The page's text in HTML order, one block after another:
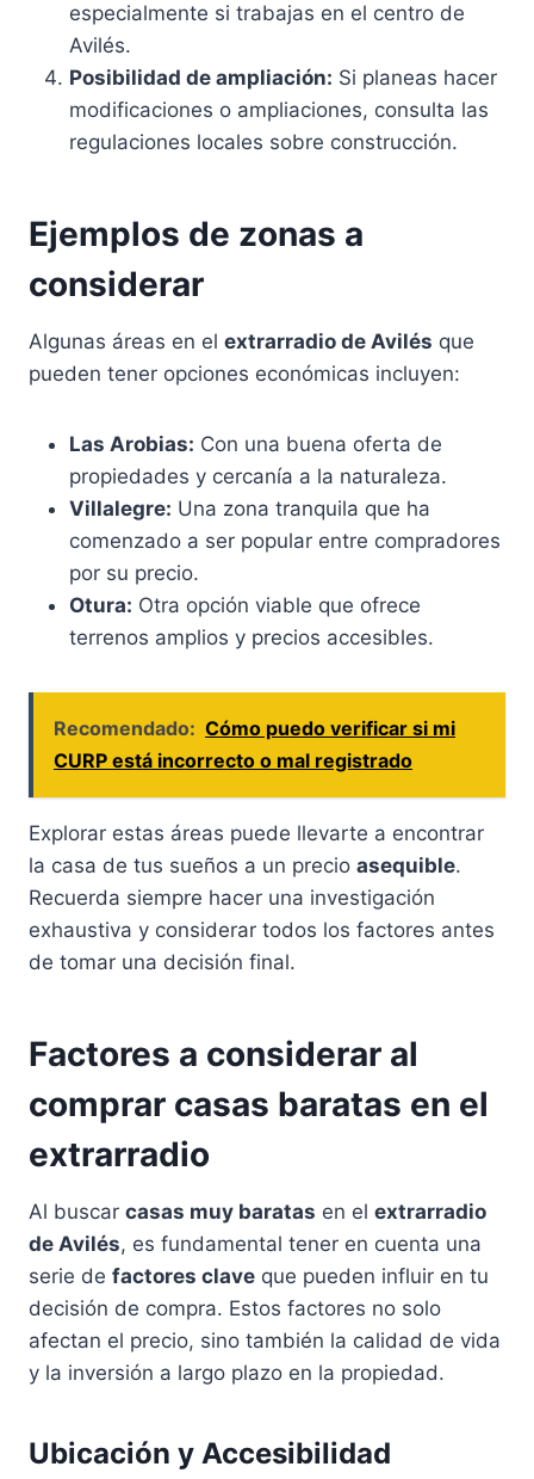
especialmente si trabajas en el centro de
Avilés.
Posibilidad de ampliación: Si planeas hacer
modificaciones o ampliaciones, consulta las
regulaciones locales sobre construcción.
Ejemplos de zonas a
considerar
Algunas áreas en el extrarradio de Avilés que
pueden tener opciones económicas incluyen:
Las Arobias: Con una buena oferta de
propiedades y cercanía a la naturaleza.
Villalegre: Una zona tranquila que ha
comenzado a ser popular entre compradores
por su precio.
Otura: Otra opción viable que ofrece
terrenos amplios y precios accesibles.
Recomendado: Cómo puedo verificar si mi
CURP está incorrecto o mal registrado
Explorar estas áreas puede llevarte a encontrar
la casa de tus sueños a un precio asequible.
Recuerda siempre hacer una investigación
exhaustiva y considerar todos los factores antes
de tomar una decisión final.
Factores a considerar al
comprar casas baratas en el
extrarradio
Al buscar casas muy baratas en el extrarradio
de Avilés, es fundamental tener en cuenta una
serie de factores clave que pueden influir en tu
decisión de compra. Estos factores no solo
afectan el precio, sino también la calidad de vida
y la inversión a largo plazo en la propiedad.
Ubicación y Accesibilidad